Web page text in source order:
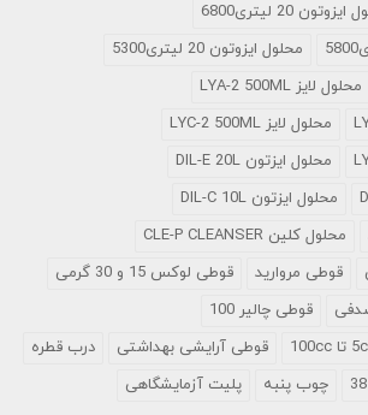
20 لیتری6800
محلول ایزوتون 20 لیتری5300
محلول لایز LYA-2 500ML
محلول لایز LYC-2 500ML
محلول ایزتون DIL-E 20L
محلول ایزتون DIL-C 10L
محلول کلین CLE-P CLEANSER
قوطی مروارید
قوطی لوکس 15 و 30 گرمی
قوطی چالیر 100
قوطی آرایشی بهداشتی
درب قطره
چوب پنبه پلیت آزمایشگاهی